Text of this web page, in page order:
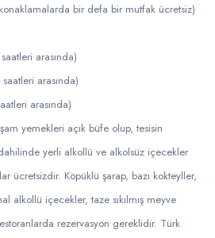
bir defa bir mutfak ücretsiz)
arasında)
arasında)
arasında)
yemekleri açık büfe olup, tesisin
yerli alkollü ve alkolsüz içecekler
ücretsizdir. Köpüklü şarap, bazı kokteyller,
alkollü içecekler, taze sıkılmış meyve
rezervasyon gereklidir. Türk